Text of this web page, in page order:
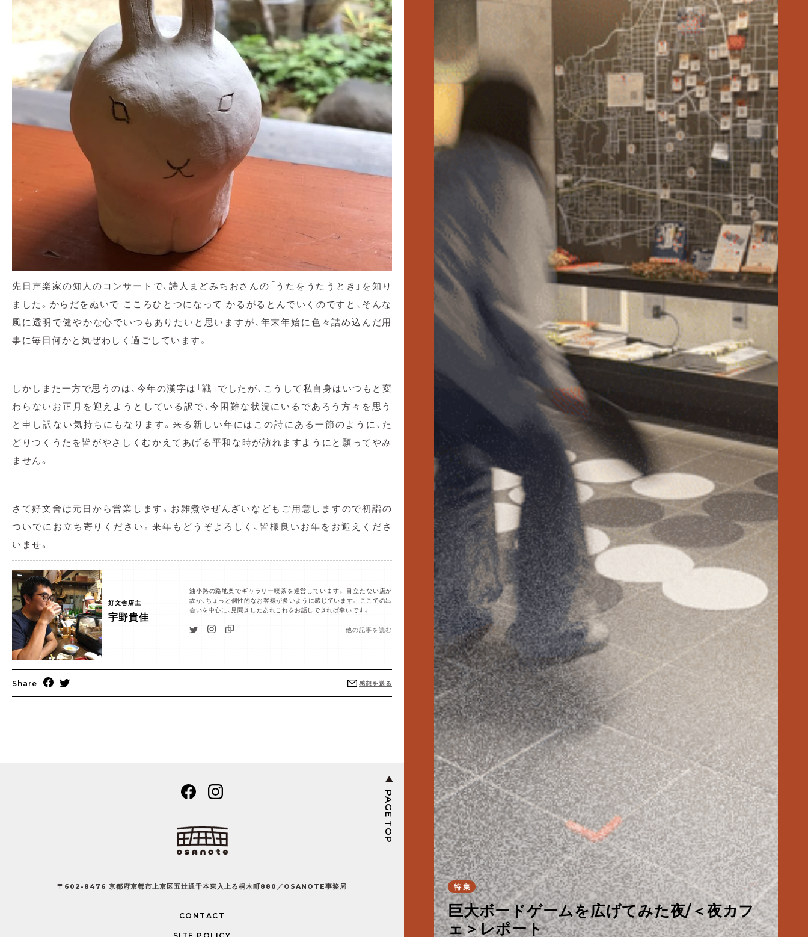
特集
あったかお風呂と西陣散歩①
連載
【甘味フィールドワーク】夏だ！パイナップル
だ！
特集
巨大ボードゲームを広げてみた夜/＜夜カフ
ェ＞レポート
特集
台湾の夜が、KéFUにやってきた/＜夜カフェ
＞レポート
特集
osanote、更新再開のお知らせ
特集
なんでもない夜、ないしょのきらめき/＜夜
カフェ＞レポート
特集
朝から良い酔いほどよく／佐々木酒造酒蔵見
学レポート
特集
京都市営地下鉄・バス一日券の使い方
連載
【ル・プチメックにトキメック】わたしたちの
12回のトキメキ。
特集
西陣麦酒「銀欄のオリゼ」のご紹介
特集
あったかお風呂と西陣散歩①
連載
【甘味フィールドワーク】夏だ！パイナップル
だ！
先日声楽家の知人のコンサートで、詩人まどみちおさんの「うたをうたうとき」を知り
ました。からだをぬいで こころひとつになって かるがるとんでいくのですと、そんな
風に透明で健やかな心でいつもありたいと思いますが、年末年始に色々詰め込んだ用
事に毎日何かと気ぜわしく過ごしています。
しかしまた一方で思うのは、今年の漢字は「戦」でしたが、こうして私自身はいつもと変
わらないお正月を迎えようとしている訳で、今困難な状況にいるであろう方々を思う
と申し訳ない気持ちにもなります。来る新しい年にはこの詩にある一節のように、た
どりつくうたを皆がやさしくむかえてあげる平和な時が訪れますようにと願ってやみ
ません。
さて好文舍は元日から営業します。お雑煮やぜんざいなどもご用意しますので初詣の
ついでにお立ち寄りください。来年もどうぞよろしく、皆様良いお年をお迎えくださ
いませ。
好文舎店主
宇野貴佳
油小路の路地奥でギャラリー喫茶を運営しています。 目立たない店が
故か、ちょっと個性的なお客様が多いように感じています。 ここでの出
会いを中心に、見聞きしたあれこれをお話しできれば幸いです。
他の記事を読む
Share 感想を送る
〒602-8476 京都府京都市上京区五辻通千本東入上る桐木町880／OSANOTE事務局
CONTACT
PAGE TOP